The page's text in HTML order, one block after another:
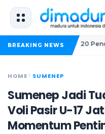
BREAKING NEWS
20 Pendekar
HOME SUMENEP
Sumenep Jadi
Voli Pasir U-17
Momentum